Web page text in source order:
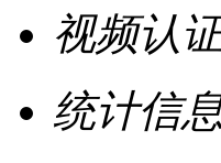
视频认
统计信